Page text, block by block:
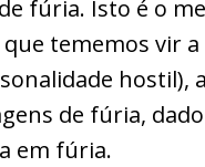
fúria. Isto é o
tememos vir
hostil),
de fúria,
em fúria.